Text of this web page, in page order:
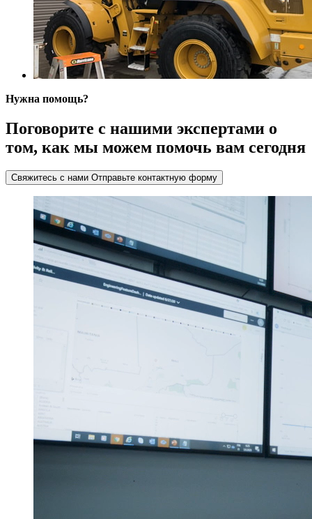
Нужна помощь?
Поговорите с нашими экспертами о
том, как мы можем помочь вам сегодня
Свяжитесь с нами Отправьте контактную форму